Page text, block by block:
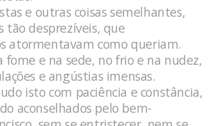
e outras coisas semelhantes,
tão desprezíveis, que
atormentavam como queriam.
fome e na sede, no frio e na nudez,
e angústias imensas.
isto com paciência e constância,
aconselhados pelo bem-